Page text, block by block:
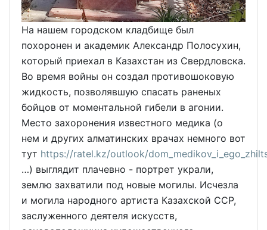
На нашем городском кладбище был
похоронен и академик Александр Полосухин,
который приехал в Казахстан из Свердловска.
Во время войны он создал противошоковую
жидкость, позволявшую спасать раненых
бойцов от моментальной гибели в агонии.
Место захоронения известного медика (о
нем и других алматинских врачах немного вот
тут https://ratel.kz/outlook/
…) выглядит плачевно - портрет украли,
землю захватили под новые могилы. Исчезла
и могила народного артиста Казахской ССР,
заслуженного деятеля искусств,